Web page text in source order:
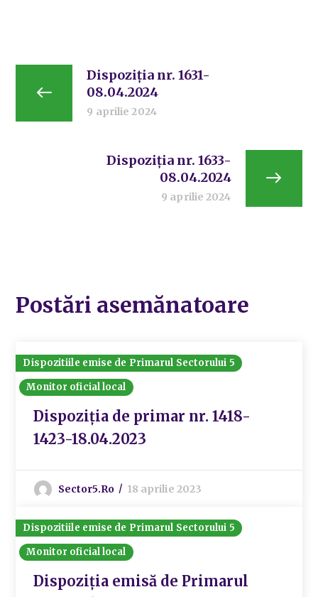
Dispoziția nr. 1631-
08.04.2024
9 aprilie 2024
Dispoziția nr. 1633-
08.04.2024
9 aprilie 2024
Postări asemănatoare
Dispozitiile emise de Primarul Sectorului 5
Monitor oficial local
Dispoziția de primar nr. 1418-
1423-18.04.2023
Sector5.ro 18 aprilie 2023
Dispozitiile emise de Primarul Sectorului 5
Monitor oficial local
Dispoziția emisă de Primarul